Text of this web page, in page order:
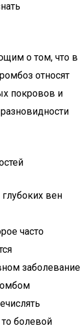
о том, что в
относят
покровов и
глубоких вен
часто
заболевание
болевой